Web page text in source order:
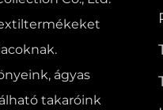
ágyas
takaróink